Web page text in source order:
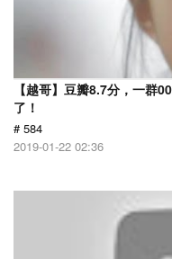
【越哥】豆瓣8.7分，一群
了！
# 584
2019-01-22 02:36